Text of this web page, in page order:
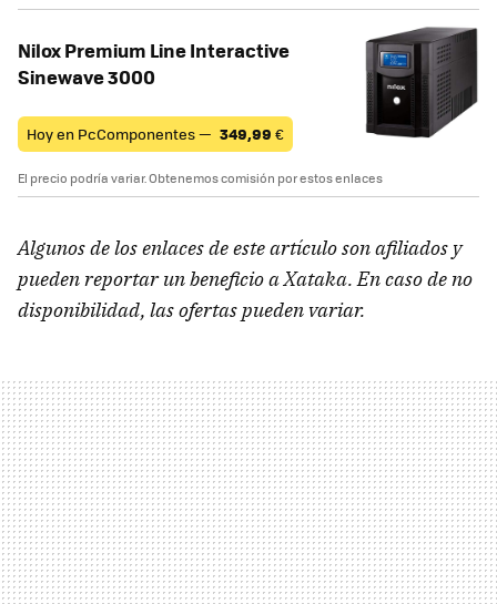
Nilox Premium Line Interactive
Sinewave 3000
Hoy en PcComponentes — 349,99 €
El precio podría variar. Obtenemos comisión por estos enlaces
Algunos de los enlaces de este artículo son afiliados y
pueden reportar un beneficio a Xataka. En caso de no
disponibilidad, las ofertas pueden variar.